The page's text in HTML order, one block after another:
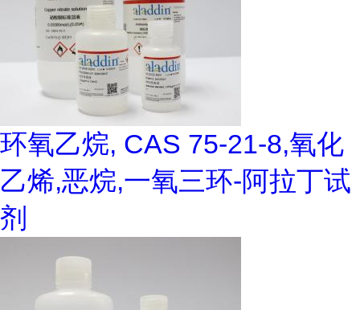
环氧乙烷, CAS 75-21-8,氧化
乙烯,恶烷,一氧三环-阿拉丁试
剂